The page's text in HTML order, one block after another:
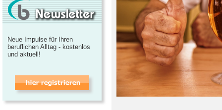
Neue Impulse für Ihren
beruflichen Alltag - kostenlos
und aktuell!